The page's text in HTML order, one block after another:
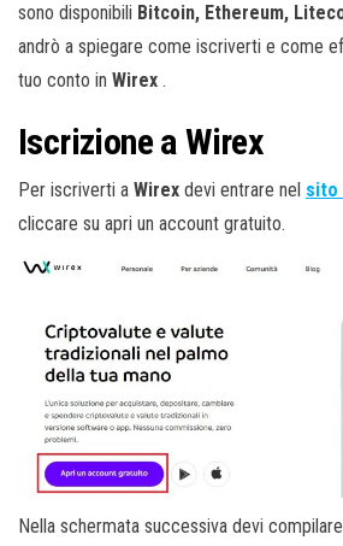
sono disponibili Bitcoin, Ethereum,
andrò a spiegare come iscriverti e come
tuo conto in Wirex .
Iscrizione a Wirex
Per iscriverti a Wirex devi entrare nel sito
cliccare su apri un account gratuito.
Nella schermata successiva devi